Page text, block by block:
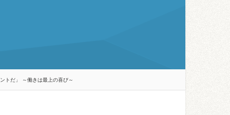
トだ」 ～働きは最上の喜び～